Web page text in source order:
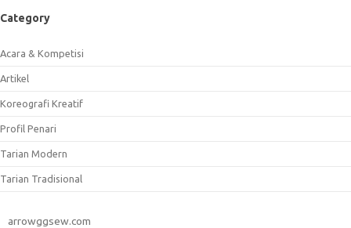
Category
Acara & Kompetisi
Artikel
Koreografi Kreatif
Profil Penari
Tarian Modern
Tarian Tradisional
arrowggsew.com